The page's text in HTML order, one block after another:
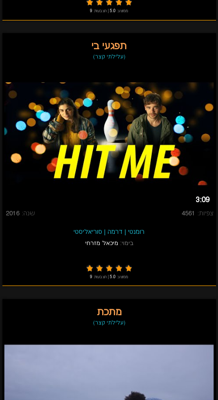
ממוצע: 5.0 הצבעות: 9
תפגעי בי
(עלילתי קצר)
3:09
צפיות: 4561 שנה: 2016
רומנטי | דרמה | סוריאליסטי
בימוי: מיכאל מזרחי
ממוצע: 5.0 הצבעות: 9
מתכת
(עלילתי קצר)